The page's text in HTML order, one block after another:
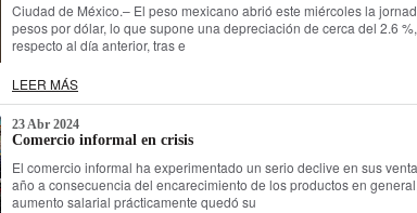
Ciudad de México.– El peso mexicano abrió este miércoles la
pesos por dólar, lo que supone una depreciación de cerca del 2.6
respecto al día anterior, tras e
LEER MÁS
23 Abr 2024
Comercio informal en crisis
El comercio informal ha experimentado un serio declive en sus
año a consecuencia del encarecimiento de los productos en
aumento salarial prácticamente quedó su